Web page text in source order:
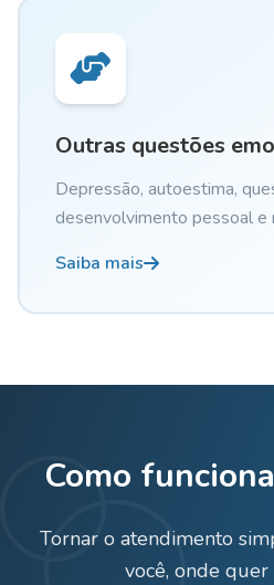
Outras questões
Depressão, autoestima,
desenvolvimento pessoal e
Saiba mais
Como
Tornar o atendimento
você, onde